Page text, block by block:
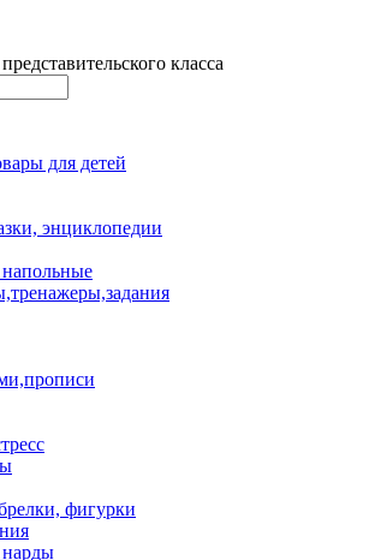
класса
для детей
энциклопедии
фигурки